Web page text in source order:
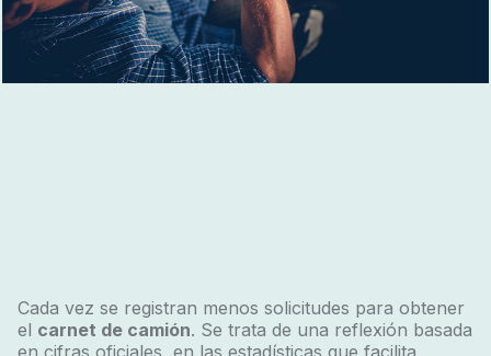
Cada vez se registran menos solicitudes para obtener
el carnet de camión. Se trata de una reflexión basada
en cifras oficiales, en las estadísticas que facilita